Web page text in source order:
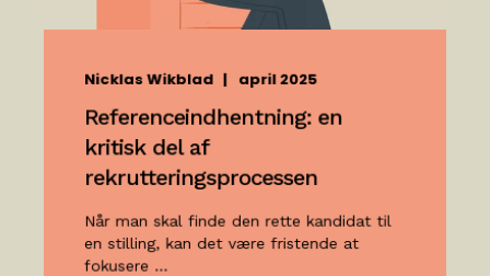
Nicklas Wikblad april 2025
Referenceindhentning: en
kritisk del af
rekrutteringsprocessen
Når man skal finde den rette kandidat til
en stilling, kan det være fristende at
fokusere ...